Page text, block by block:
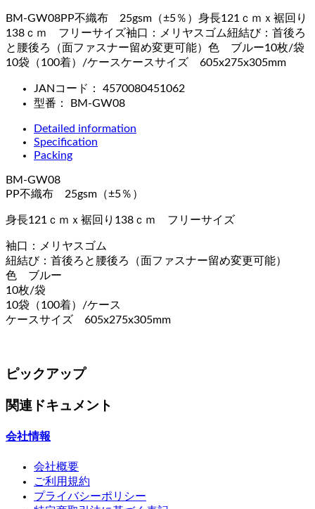
BM-GW08PP不織布 25gsm（±5％）身長121ｃｍｘ裾回り
138ｃｍ フリーサイズ袖口：メリヤスゴム紐結び：首後ろ
と腰後ろ（面ファスナー留め変更可能）色 ブルー10枚/袋
10袋（100着）/ケースケースサイズ 605x275x305mm
JANコード：
4570080451062
型番：
BM-GW08
Detailed information
Specification
Packing
BM-GW08
PP不織布 25gsm（±5％）
身長121ｃｍｘ裾回り138ｃｍ フリーサイズ
袖口：メリヤスゴム
紐結び：首後ろと腰後ろ（面ファスナー留め変更可能）
色 ブルー
10枚/袋
10袋（100着）/ケース
ケースサイズ 605x275x305mm
ピックアップ
関連ドキュメント
会社情報
会社概要
ご利用規約
プライバシーポリシー